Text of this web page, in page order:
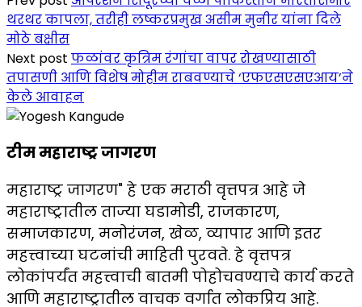
थरथर कापला, तरीही लष्करप्रमुख असीम मुनीर यांना दिले
मोठे बक्षीस
Next post फळांवर कृत्रिम रंगांचा वापर रोखण्यासाठी
तपासणी आणि विशेष मोहीम राबवण्याचे ‘एफएसएसएआय’ने
केले आवाहन
टीम महाराष्ट्र जागरण
महाराष्ट्र जागरण" हे एक मराठी वृत्तपत्र आहे जे
महाराष्ट्रातील ताज्या घडामोडी, राजकारण,
समाजकारण, मनोरंजन, खेळ, व्यापार आणि इतर
महत्त्वाच्या घटनांची माहिती पुरवते. हे वृत्तपत्र
लोकांपर्यंत महत्त्वाची बातमी पोहोचवण्याचे कार्य करते
आणि महाराष्ट्रातील वाचक वर्गात लोकप्रिय आहे.